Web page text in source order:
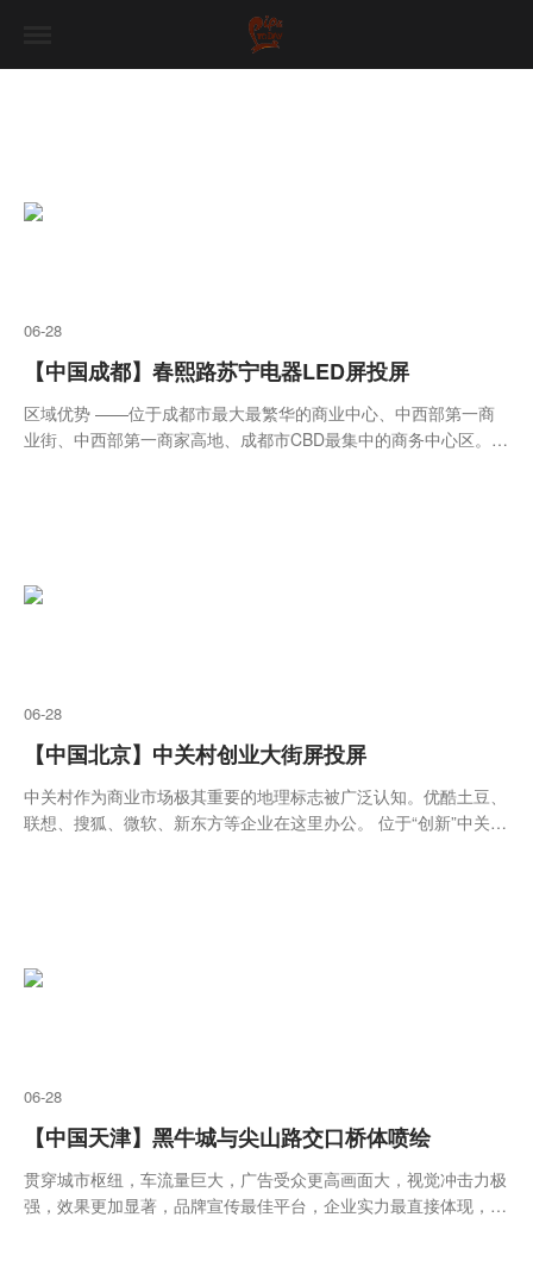
06-28
【中国成都】春熙路苏宁电器LED屏投屏
区域优势 ——位于成都市最大最繁华的商业中心、中西部第一商
业街、中西部第一商家高地、成都市CBD最集中的商务中心区。
06-28
【中国北京】中关村创业大街屏投屏
中关村作为商业市场极其重要的地理标志被广泛认知。优酷土豆、
联想、搜狐、微软、新东方等企业在这里办公。 位于“创新”中关村
06-28
【中国天津】黑牛城与尖山路交口桥体喷绘
贯穿城市枢纽，车流量巨大，广告受众更高画面大，视觉冲击力极
强，效果更加显著，品牌宣传最佳平台，企业实力最直接体现，广